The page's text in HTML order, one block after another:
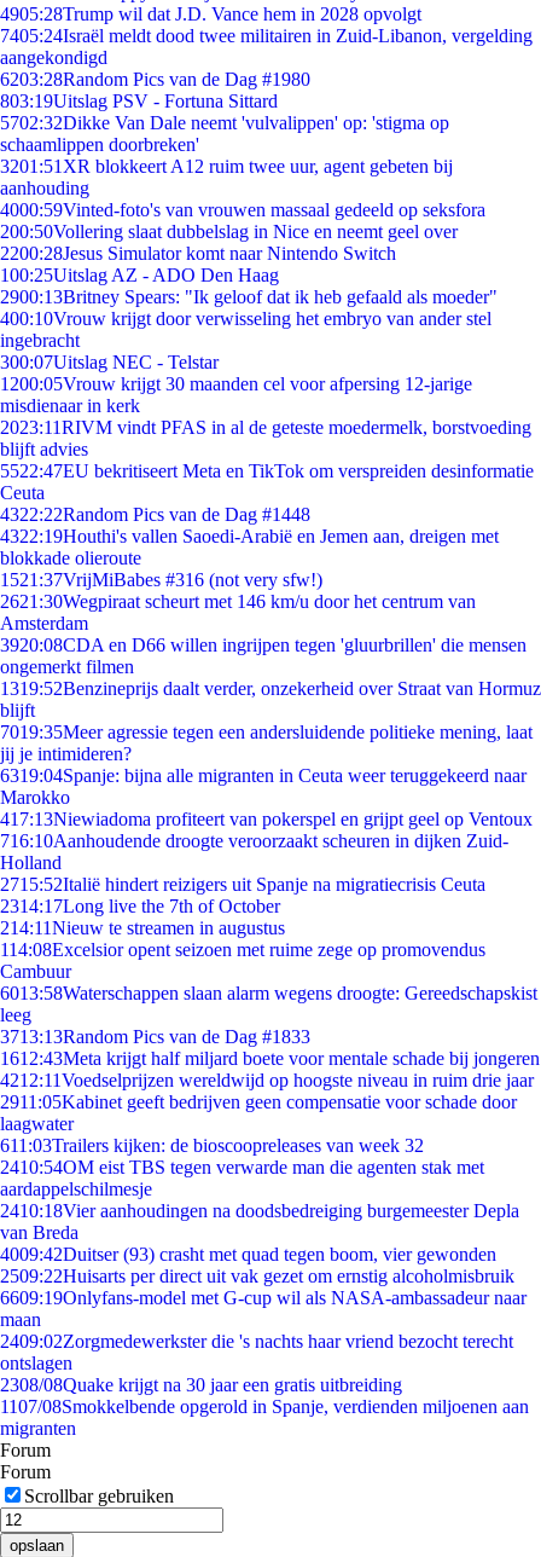
4905:28Trump wil dat J.D. Vance hem in 2028 opvolgt
7405:24Israël meldt dood twee militairen in Zuid-Libanon, vergelding
aangekondigd
6203:28Random Pics van de Dag #1980
803:19Uitslag PSV - Fortuna Sittard
5702:32Dikke Van Dale neemt 'vulvalippen' op: 'stigma op
schaamlippen doorbreken'
3201:51 XR blokkeert A12 ruim twee uur, agent gebeten bij
aanhouding
4000:59Vinted-foto's van vrouwen massaal gedeeld op seksfora
200:50Vollering slaat dubbelslag in Nice en neemt geel over
2200:28Jesus Simulator komt naar Nintendo Switch
100:25Uitslag AZ - ADO Den Haag
2900:13Britney Spears: "Ik geloof dat ik heb gefaald als moeder"
400:10Vrouw krijgt door verwisseling het embryo van ander stel
ingebracht
300:07Uitslag NEC - Telstar
1200:05Vrouw krijgt 30 maanden cel voor afpersing 12-jarige
misdienaar in kerk
2023:11RIVM vindt PFAS in al de geteste moedermelk, borstvoeding
blijft advies
5522:47EU bekritiseert Meta en TikTok om verspreiden desinformatie
Ceuta
4322:22Random Pics van de Dag #1448
4322:19Houthi's vallen Saoedi-Arabië en Jemen aan, dreigen met
blokkade olieroute
1521:37VrijMiBabes #316 (not very sfw!)
2621:30Wegpiraat scheurt met 146 km/u door het centrum van
Amsterdam
3920:08CDA en D66 willen ingrijpen tegen 'gluurbrillen' die mensen
ongemerkt filmen
1319:52Benzineprijs daalt verder, onzekerheid over Straat van Hormuz
blijft
7019:35Meer agressie tegen een andersluidende politieke mening, laat
jij je intimideren?
6319:04Spanje: bijna alle migranten in Ceuta weer teruggekeerd naar
Marokko
417:13Niewiadoma profiteert van pokerspel en grijpt geel op Ventoux
716:10Aanhoudende droogte veroorzaakt scheuren in dijken Zuid-
Holland
2715:52Italië hindert reizigers uit Spanje na migratiecrisis Ceuta
2314:17Long live the 7th of October
214:11Nieuw te streamen in augustus
114:08Excelsior opent seizoen met ruime zege op promovendus
Cambuur
6013:58Waterschappen slaan alarm wegens droogte: Gereedschapskist
leeg
3713:13Random Pics van de Dag #1833
1612:43Meta krijgt half miljard boete voor mentale schade bij jongeren
4212:11Voedselprijzen wereldwijd op hoogste niveau in ruim drie jaar
2911:05Kabinet geeft bedrijven geen compensatie voor schade door
laagwater
611:03Trailers kijken: de bioscoopreleases van week 32
2410:54OM eist TBS tegen verwarde man die agenten stak met
aardappelschilmesje
2410:18Vier aanhoudingen na doodsbedreiging burgemeester Depla
van Breda
4009:42Duitser (93) crasht met quad tegen boom, vier gewonden
2509:22Huisarts per direct uit vak gezet om ernstig alcoholmisbruik
6609:19Onlyfans-model met G-cup wil als NASA-ambassadeur naar
maan
2409:02Zorgmedewerkster die 's nachts haar vriend bezocht terecht
ontslagen
2308/08Quake krijgt na 30 jaar een gratis uitbreiding
1107/08Smokkelbende opgerold in Spanje, verdienden miljoenen aan
migranten
Forum
Forum
Scrollbar gebruiken
opslaan